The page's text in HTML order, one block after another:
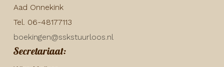
Aad Onnekink
Tel. 06-48177113
boekingen@sskstuurloos.nl
Secretariaat: